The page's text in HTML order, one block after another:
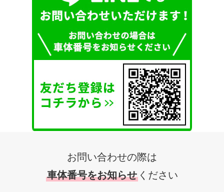
お問い合わせの際は
車体番号をお知らせ ください